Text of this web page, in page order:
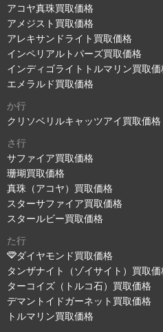
アコヤ真珠買取価格
アメジスト買取価格
アレキサンドライト買取価格
インペリアルトパーズ買取価格
インディゴライトトルマリン買取価
エメラルド買取価格
か行
クリソベリルキャッツアイ買取価格
さ行
サファイア買取価格
珊瑚買取価格
真珠（アコヤ）買取価格
スターサファイア買取価格
スタールビー買取価格
た行
ダイヤモンド買取価格
タンザナイト（ゾイサイト）買取価
ターコイズ（トルコ石）買取価格
デマントイドガーネット買取価格
トルマリン買取価格